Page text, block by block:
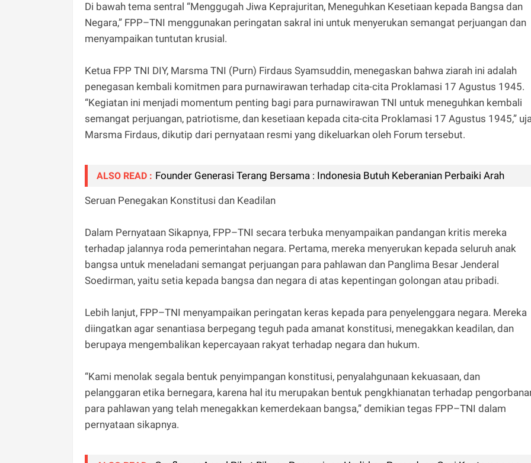
Di bawah tema sentral “Menggugah Jiwa Keprajuritan, Meneguhkan Kesetiaan kepada Bangsa dan
Negara,” FPP–TNI menggunakan peringatan sakral ini untuk menyerukan semangat perjuangan dan
menyampaikan tuntutan krusial.
Ketua FPP TNI DIY, Marsma TNI (Purn) Firdaus Syamsuddin, menegaskan bahwa ziarah ini adalah
penegasan kembali komitmen para purnawirawan terhadap cita-cita Proklamasi 17 Agustus 1945.
“Kegiatan ini menjadi momentum penting bagi para purnawirawan TNI untuk meneguhkan kembali
semangat perjuangan, patriotisme, dan kesetiaan kepada cita-cita Proklamasi 17 Agustus 1945,”
Marsma Firdaus, dikutip dari pernyataan resmi yang dikeluarkan oleh Forum tersebut.
ALSO READ : Founder Generasi Terang Bersama : Indonesia Butuh Keberanian Perbaiki Arah
Seruan Penegakan Konstitusi dan Keadilan
Dalam Pernyataan Sikapnya, FPP–TNI secara terbuka menyampaikan pandangan kritis mereka
terhadap jalannya roda pemerintahan negara. Pertama, mereka menyerukan kepada seluruh anak
bangsa untuk meneladani semangat perjuangan para pahlawan dan Panglima Besar Jenderal
Soedirman, yaitu setia kepada bangsa dan negara di atas kepentingan golongan atau pribadi.
Lebih lanjut, FPP–TNI menyampaikan peringatan keras kepada para penyelenggara negara. Mereka
diingatkan agar senantiasa berpegang teguh pada amanat konstitusi, menegakkan keadilan, dan
berupaya mengembalikan kepercayaan rakyat terhadap negara dan hukum.
“Kami menolak segala bentuk penyimpangan konstitusi, penyalahgunaan kekuasaan, dan
pelanggaran etika bernegara, karena hal itu merupakan bentuk pengkhianatan terhadap
para pahlawan yang telah menegakkan kemerdekaan bangsa,” demikian tegas FPP–TNI dalam
pernyataan sikapnya.